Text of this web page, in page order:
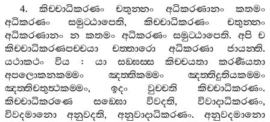
4. කිච‍්චාධිකරණං චතුන‍්නං අධිකරණානං
කතමං
අධිකරණං
සමුට‍්ඨාපෙති,කිච‍්චාධිකරණං
චතුන‍්නං
අධිකරණානං න කතමං අධිකරණං සමුට‍්ඨාපෙති. අපි ච
කිච‍්චාධිකරණපච‍්චයා
චත‍්තාරො අධිකරණා ජායන‍්ති.
යථාකථං
විය : යා සඞ‍්ඝස‍්ස කිච‍්චයතා
කරණීයතා
අපලොකනකම‍්මං
ඤත‍්තිකම‍්මං
ඤත‍්තිදුතියකම‍්මං
ඤත‍්තිචතුත්‍ථකම‍්මං, ඉදං වුච‍්චති කිච‍්චාධිකරණං.
කිච‍්චාධිකරණෙ
සඞ‍්ඝො විවදති,විවාදාධිකරණං,
විවදමානො
අනුවදති, අනුවාදාධිකරණං.අනුවදමානො